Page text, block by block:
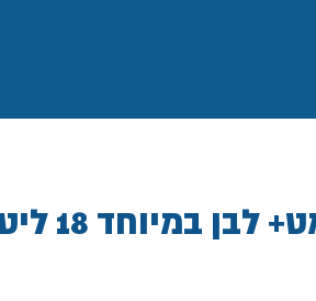
18 ליטר- טמבור